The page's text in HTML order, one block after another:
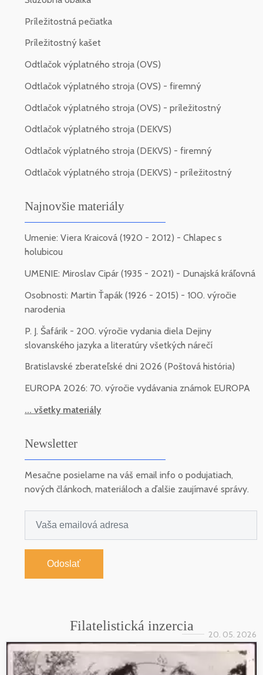
Príležitostná pečiatka
Príležitostný kašet
Odtlačok výplatného stroja (OVS)
Odtlačok výplatného stroja (OVS) - firemný
Odtlačok výplatného stroja (OVS) - príležitostný
Odtlačok výplatného stroja (DEKVS)
Odtlačok výplatného stroja (DEKVS) - firemný
Odtlačok výplatného stroja (DEKVS) - príležitostný
Najnovšie materiály
Umenie: Viera Kraicová (1920 - 2012) - Chlapec s
holubicou
UMENIE: Miroslav Cipár (1935 - 2021) - Dunajská kráľovná
Osobnosti: Martin Ťapák (1926 - 2015) - 100. výročie
narodenia
P. J. Šafárik - 200. výročie vydania diela Dejiny
slovanského jazyka a literatúry všetkých nárečí
Bratislavské zberateľské dni 2026 (Poštová história)
EUROPA 2026: 70. výročie vydávania známok EUROPA
... všetky materiály
Newsletter
Mesačne posielame na váš email info o podujatiach,
nových článkoch, materiáloch a ďalšie zaujímavé správy.
Odoslať
Filatelistická inzercia
20. 05. 2026